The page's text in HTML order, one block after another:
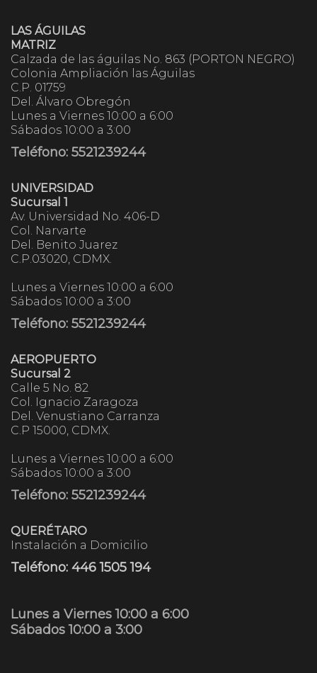
LAS ÁGUILAS
MATRIZ
Calzada de las águilas No. 863 (PORTON NEGRO)
Colonia Ampliación las Águilas
C.P. 01759
Del. Álvaro Obregón
Lunes a Viernes 10:00 a 6:00
Sábados 10:00 a 3:00
Teléfono: 5521239244
UNIVERSIDAD
Sucursal 1
Av. Universidad No. 406-D
Col. Narvarte
Del. Benito Juarez
C.P.03020, CDMX.
Lunes a Viernes 10:00 a 6:00
Sábados 10:00 a 3:00
Teléfono: 5521239244
AEROPUERTO
Sucursal 2
Calle 5 No. 82
Col. Ignacio Zaragoza
Del. Venustiano Carranza
C.P 15000, CDMX.
Lunes a Viernes 10:00 a 6:00
Sábados 10:00 a 3:00
Teléfono: 5521239244
QUERÉTARO
Instalación a Domicilio
Teléfono: 446 1505 194
Lunes a Viernes 10:00 a 6:00
Sábados 10:00 a 3:00